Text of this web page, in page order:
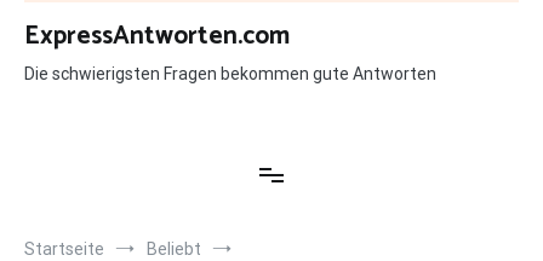
Zum
Inhalt
springen
ExpressAntworten.com
Die schwierigsten Fragen bekommen gute Antworten
Startseite
Beliebt